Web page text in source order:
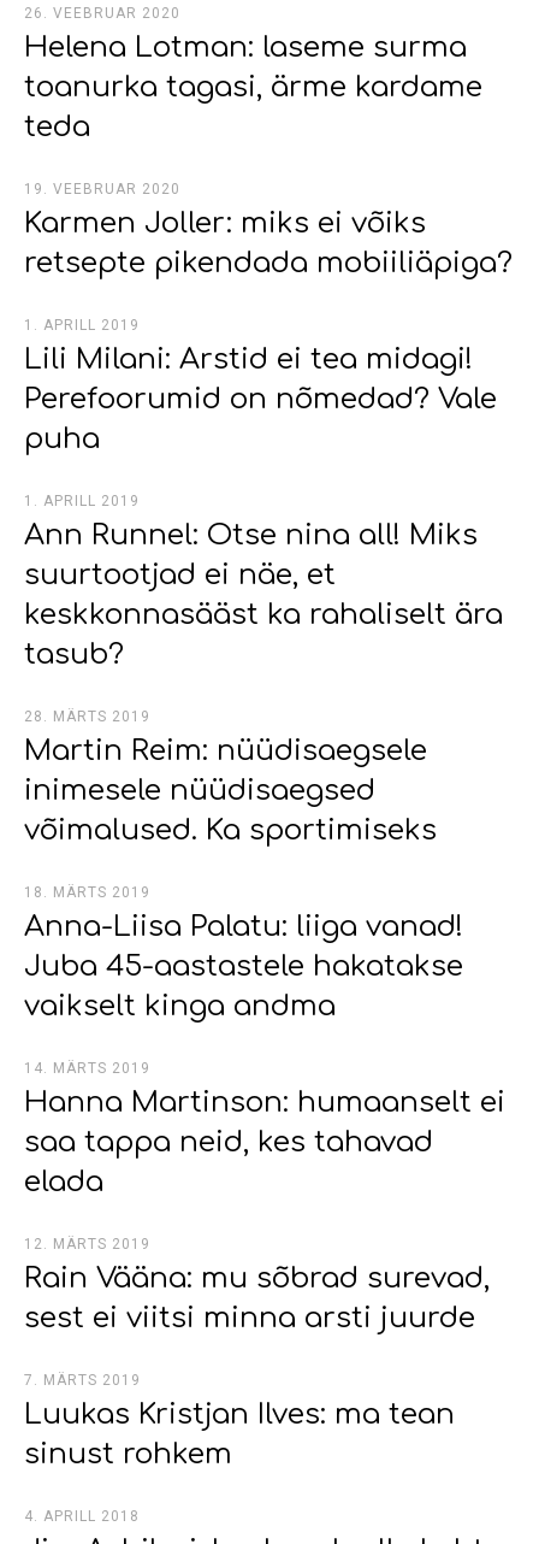
26. VEEBRUAR 2020
Helena Lotman: laseme surma
toanurka tagasi, ärme kardame
teda
19. VEEBRUAR 2020
Karmen Joller: miks ei võiks
retsepte pikendada mobiiliäpiga?
1. APRILL 2019
Lili Milani: Arstid ei tea midagi!
Perefoorumid on nõmedad? Vale
puha
1. APRILL 2019
Ann Runnel: Otse nina all! Miks
suurtootjad ei näe, et
keskkonnasääst ka rahaliselt ära
tasub?
28. MÄRTS 2019
Martin Reim: nüüdisaegsele
inimesele nüüdisaegsed
võimalused. Ka sportimiseks
18. MÄRTS 2019
Anna-Liisa Palatu: liiga vanad!
Juba 45-aastastele hakatakse
vaikselt kinga andma
14. MÄRTS 2019
Hanna Martinson: humaanselt ei
saa tappa neid, kes tahavad
elada
12. MÄRTS 2019
Rain Vääna: mu sõbrad surevad,
sest ei viitsi minna arsti juurde
7. MÄRTS 2019
Luukas Kristjan Ilves: ma tean
sinust rohkem
4. APRILL 2018